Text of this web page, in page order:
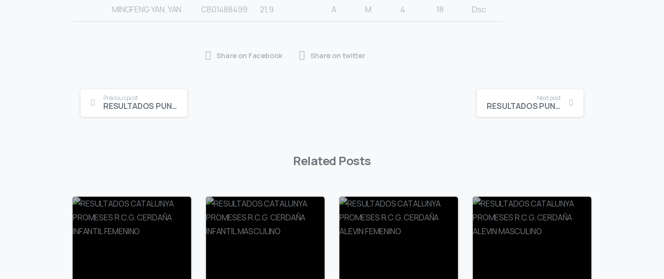
MINGFENG YAN, YAN CB01488499 21,9 A M 4 18 Dsc
Share on Facebook Share on twitter
Continue
Reading
Previous post
RESULTADOS PUNTUABLE G.P. Y V.V. C.G. SANT CUGAT ALEVIN FEMENINO SCRATCH
Next post
RESULTADOS PUNTUABLE G.P. Y V.V. C.G. SANT CUGAT INFANTIL FEMENINO SCRATCH
Related Posts